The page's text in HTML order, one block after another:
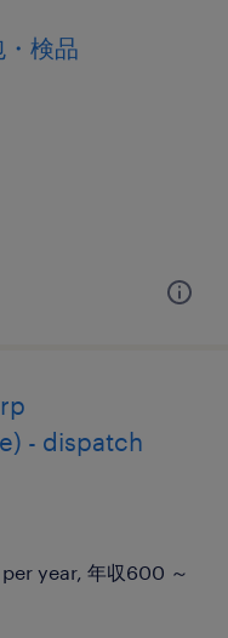
検品
- dispatch
year, 年収600 ～